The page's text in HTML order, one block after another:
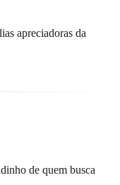
apreciadoras da
de quem busca